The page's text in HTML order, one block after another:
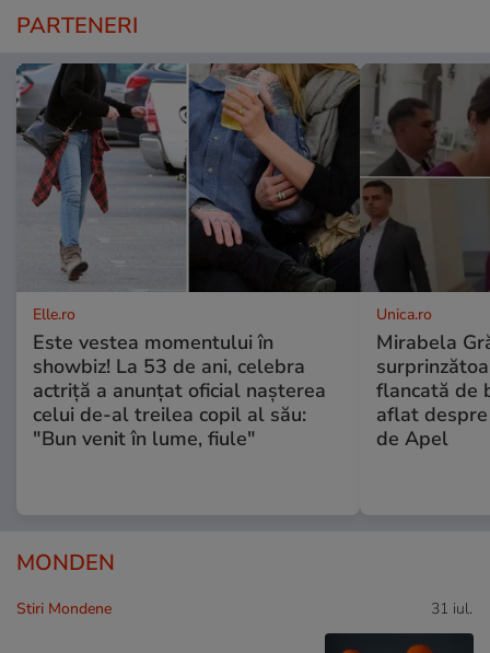
PARTENERI
Elle.ro
Este vestea momentului în
showbiz! La 53 de ani, celebra
actriță a anunțat oficial nașterea
celui de-al treilea copil al său:
"Bun venit în lume, fiule"
Unica.ro
Mirabela
flancată de
aflat
de Apel
MONDEN
Stiri Mondene 31 iul.